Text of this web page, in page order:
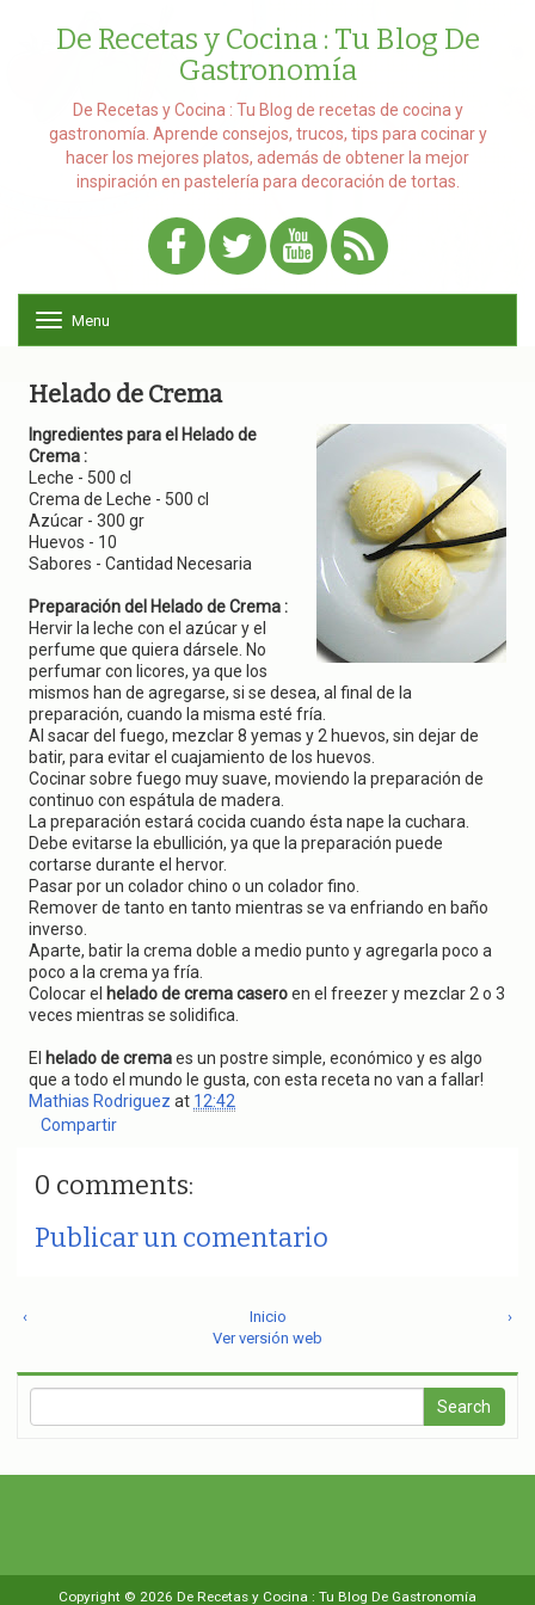
De Recetas y Cocina : Tu Blog De
Gastronomía
De Recetas y Cocina : Tu Blog de recetas de cocina y
gastronomía. Aprende consejos, trucos, tips para cocinar y
hacer los mejores platos, además de obtener la mejor
inspiración en pastelería para decoración de tortas.
o
i
Menu
Helado de Crema
Ingredientes para el Helado de
Crema :
Leche - 500 cl
Crema de Leche - 500 cl
Azúcar - 300 gr
Huevos - 10
Sabores - Cantidad Necesaria
Preparación del Helado de Crema :
Hervir la leche con el azúcar y el
perfume que quiera dársele. No
perfumar con licores, ya que los
mismos han de agregarse, si se desea, al final de la
preparación, cuando la misma esté fría.
Al sacar del fuego, mezclar 8 yemas y 2 huevos, sin dejar de
batir, para evitar el cuajamiento de los huevos.
Cocinar sobre fuego muy suave, moviendo la preparación de
continuo con espátula de madera.
La preparación estará cocida cuando ésta nape la cuchara.
Debe evitarse la ebullición, ya que la preparación puede
cortarse durante el hervor.
Pasar por un colador chino o un colador fino.
Remover de tanto en tanto mientras se va enfriando en baño
inverso.
Aparte, batir la crema doble a medio punto y agregarla poco a
poco a la crema ya fría.
Colocar el helado de cremacaseroen el freezer y mezclar 2 o 3
veces mientras se solidifica.
El helado de cremaes un postre simple, económico y es algo
que a todo el mundo le gusta, con esta receta no van a fallar!
Mathias Rodriguez at 12:42
Compartir
0 comments:
Publicar un comentario
‹ ›
Inicio
Ver versión web
Copyright © 2026 De Recetas y Cocina : Tu Blog De Gastronomía